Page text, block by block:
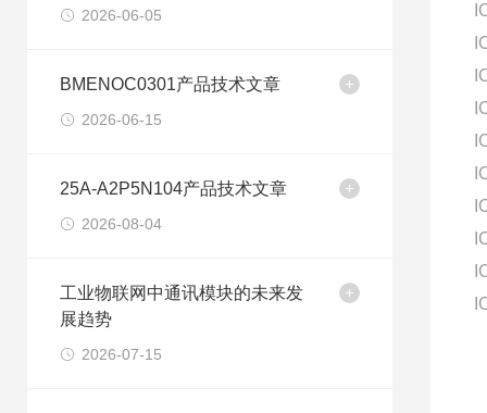
2026-06-05
BMENOC0301产品技术文章
2026-06-15
25A-A2P5N104产品技术文章
2026-08-04
工业物联网中通讯模块的未来发
展趋势
2026-07-15